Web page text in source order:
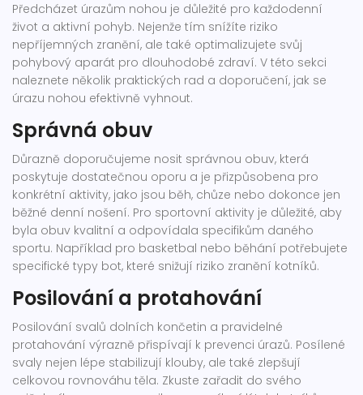
Předcházet úrazům nohou je důležité pro každodenní
život a aktivní pohyb. Nejenže tím snížíte riziko
nepříjemných zranění, ale také optimalizujete svůj
pohybový aparát pro dlouhodobé zdraví. V této sekci
naleznete několik praktických rad a doporučení, jak se
úrazu nohou efektivně vyhnout.
Správná obuv
Důrazně doporučujeme nosit správnou obuv, která
poskytuje dostatečnou oporu a je přizpůsobena pro
konkrétní aktivity, jako jsou běh, chůze nebo dokonce jen
běžné denní nošení. Pro sportovní aktivity je důležité, aby
byla obuv kvalitní a odpovídala specifikům daného
sportu. Například pro basketbal nebo běhání potřebujete
specifické typy bot, které snižují riziko zranění kotníků.
Posilování a protahování
Posilování svalů dolních končetin a pravidelné
protahování výrazně přispívají k prevenci úrazů. Posílené
svaly nejen lépe stabilizují klouby, ale také zlepšují
celkovou rovnováhu těla. Zkuste zařadit do svého